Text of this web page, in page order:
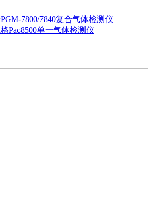
7800/7840复合气体检测仪​
Pac8500单一气体检测仪